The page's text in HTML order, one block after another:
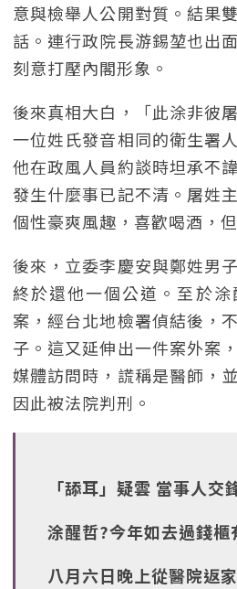
意與檢舉人公開對質。結果
話。連行政院長游錫堃也出
刻意打壓內閣形象。
後來真相大白，「此涂非彼
一位姓氏發音相同的衛生署
他在政風人員約談時坦承不
發生什麼事已記不清。屠姓
個性豪爽風趣，喜歡喝酒，
後來，立委李慶安與鄭姓男
終於還他一個公道。至於
案，經台北地檢署偵結後，
子。這又延伸出一件案外案
媒體訪問時，謊稱是醫師，
因此被法院判刑。
「舔耳」疑雲 當事人交
涂醒哲?今年如去過錢櫃
八月六日晚上從醫院返